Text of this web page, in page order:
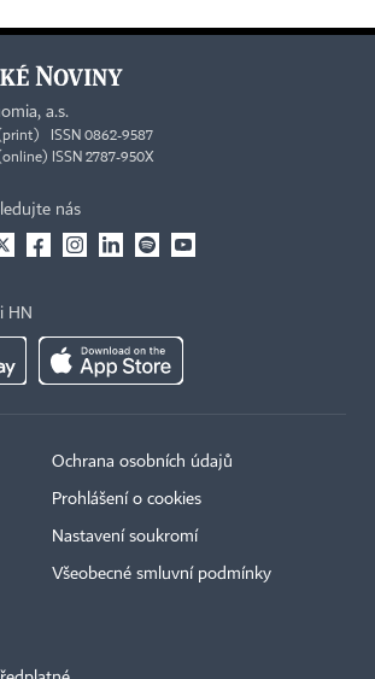
a.s.
ISSN 0862-9587
ISSN 2787-950X
nás
HN
Ochrana osobních údajů
Prohlášení o cookies
Nastavení soukromí
Všeobecné smluvní podmínky